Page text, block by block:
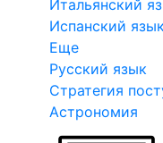
Итальянский
Испанский язык
Еще
Русский язык
Стратегия
Астрономия